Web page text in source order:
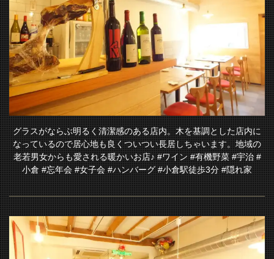
グラスがならぶ明るく清潔感のある店内。木を基調とした店内に
なっているので居心地も良くついつい長居しちゃいます。地域の
老若男女からも愛される暖かいお店♪ #ワイン #有機野菜 #宇治 #
小倉 #忘年会 #女子会 #ハンバーグ #小倉駅徒歩3分 #隠れ家
この店舗情報をシェアする
Bistro Dining Jam
京都府宇治市小倉町南浦21-32
https://bistrojam.owst.jp/